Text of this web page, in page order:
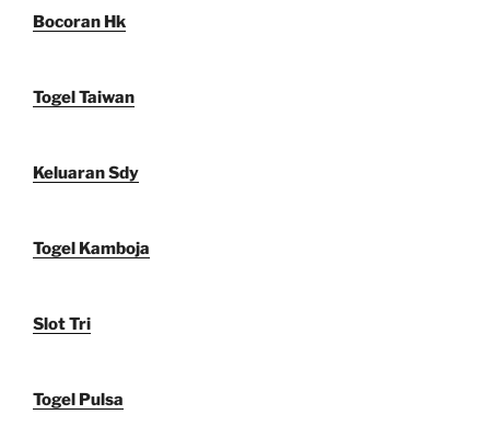
Bocoran Hk
Togel Taiwan
Keluaran Sdy
Togel Kamboja
Slot Tri
Togel Pulsa